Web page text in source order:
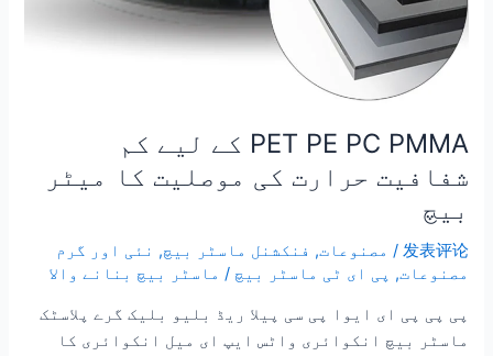
PET PE PC PMMA کے لیے کم
شفافیت حرارت کی موصلیت کا میٹر
بیچ
发表评论
/ مصنوعات, فنکشنل ماسٹر بیچ, نئی اور گرم
مصنوعات, پی ای ٹی ماسٹر بیچ / ماسٹر بیچ بنانے والا
پی پی پی ای ایوا پی سی پیلا ریڈ بلیو بلیک گرے پلاسٹک
ماسٹر بیچ انکوائری واٹس ایپ ای میل انکوائری کا
بیچ